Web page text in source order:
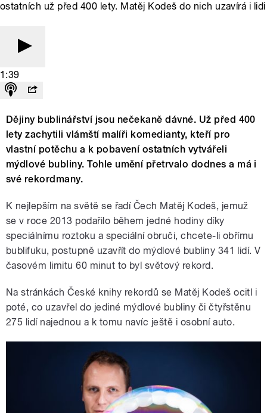
ostatních už před 400 lety. Matěj Kodeš do nich uzavírá i lidi
1:39
Dějiny bublinářství jsou nečekaně dávné. Už před 400
lety zachytili vlámští malíři komedianty, kteří pro
vlastní potěchu a k pobavení ostatních vytvářeli
mýdlové bubliny. Tohle umění přetrvalo dodnes a má i
své rekordmany.
K nejlepším na světě se řadí Čech Matěj Kodeš, jemuž
se v roce 2013 podařilo během jedné hodiny díky
speciálnímu roztoku a speciální obruči, chcete-li obřímu
bublifuku, postupně uzavřít do mýdlové bubliny 341 lidí. V
časovém limitu 60 minut to byl světový rekord.
Na stránkách České knihy rekordů se Matěj Kodeš ocitl i
poté, co uzavřel do jediné mýdlové bubliny či čtyřstěnu
275 lidí najednou a k tomu navíc ještě i osobní auto.